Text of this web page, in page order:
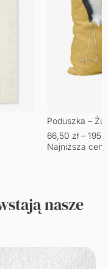
Poduszka –
66,50 zł –
Najniższa
nasze